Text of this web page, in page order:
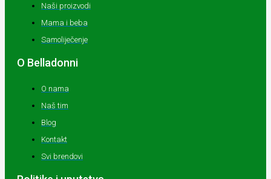
Naši proizvodi
Mama i beba
Samoliječenje
O Belladonni
O nama
Naš tim
Blog
Kontakt
Svi brendovi